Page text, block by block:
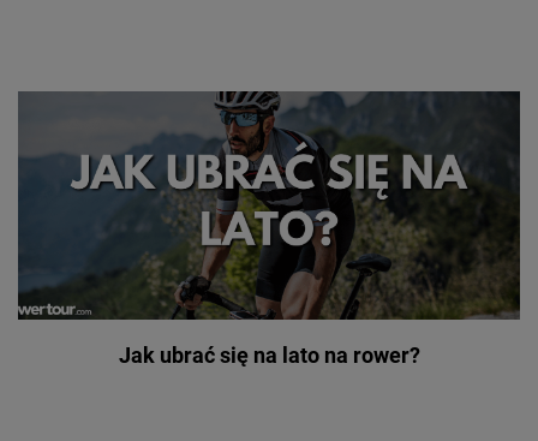
Jak ubrać się na lato na rower?